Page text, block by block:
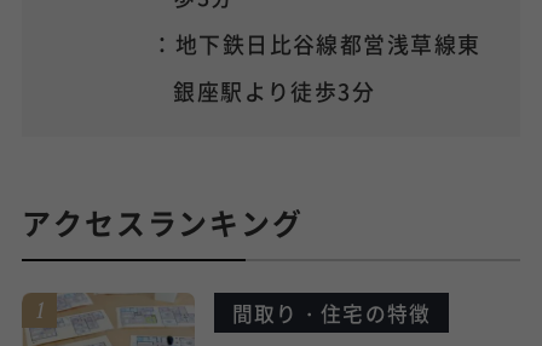
：地下鉄日比谷線都営浅草線東
銀座駅より徒歩3分
アクセスランキング
間取り・住宅の特徴